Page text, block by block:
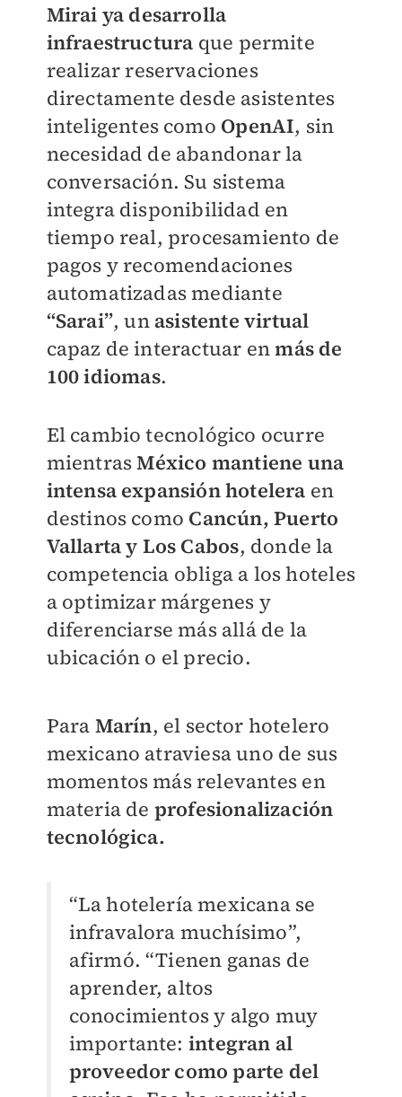
Mirai ya desarrolla
infraestructura que permite
realizar reservaciones
directamente desde asistentes
inteligentes como OpenAI, sin
necesidad de abandonar la
conversación. Su sistema
integra disponibilidad en
tiempo real, procesamiento de
pagos y recomendaciones
automatizadas mediante
“Sarai”, un asistente virtual
capaz de interactuar enmás de
100 idiomas.
El cambio tecnológico ocurre
mientrasMéxico mantiene una
intensa expansión hotelera en
destinos como Cancún, Puerto
Vallarta y Los Cabos, donde la
competencia obliga a los hoteles
a optimizar márgenes y
diferenciarse más allá de la
ubicación o el precio.
Para Marín, el sector hotelero
mexicano atraviesa uno de sus
momentos más relevantes en
materia de profesionalización
tecnológica.
“La hotelería mexicana se
infravalora muchísimo”,
afirmó. “Tienen ganas de
aprender, altos
conocimientos y algo muy
importante: integran al
proveedor como parte del